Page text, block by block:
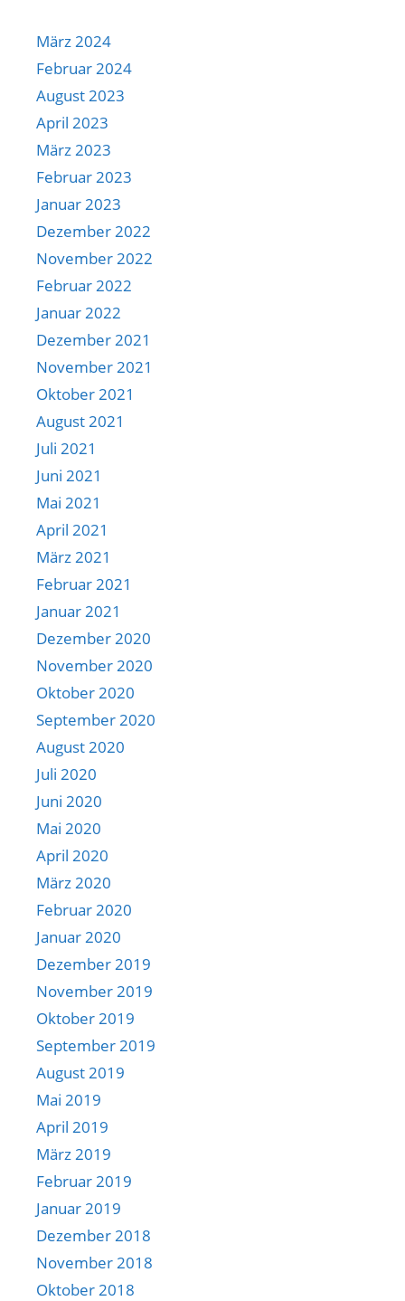
März 2024
Februar 2024
August 2023
April 2023
März 2023
Februar 2023
Januar 2023
Dezember 2022
November 2022
Februar 2022
Januar 2022
Dezember 2021
November 2021
Oktober 2021
August 2021
Juli 2021
Juni 2021
Mai 2021
April 2021
März 2021
Februar 2021
Januar 2021
Dezember 2020
November 2020
Oktober 2020
September 2020
August 2020
Juli 2020
Juni 2020
Mai 2020
April 2020
März 2020
Februar 2020
Januar 2020
Dezember 2019
November 2019
Oktober 2019
September 2019
August 2019
Mai 2019
April 2019
März 2019
Februar 2019
Januar 2019
Dezember 2018
November 2018
Oktober 2018